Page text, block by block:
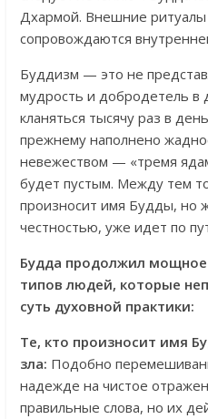
Дхармой. Внешние ритуалы
сопровождаются
Буддизм — это не
мудрость и добродетель в
кланяться тысячу раз в
прежнему наполнено
невежеством — «тремя
будет пустым. Между тем
произносит имя Будды, но
честностью, уже идет по
Будда продолжил мощное
типов людей, которые
суть духовной практики:
Те, кто произносит имя
зла: Подобно
надежде на чистое
правильные слова, но их